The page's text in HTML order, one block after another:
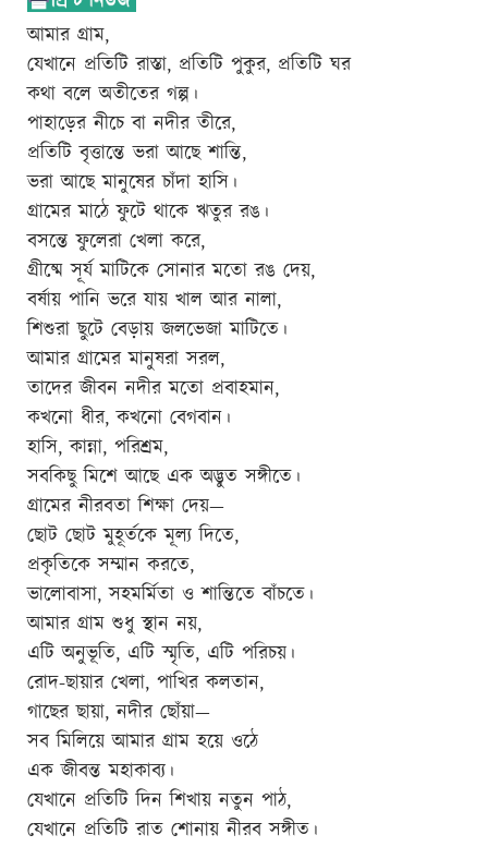
আমার গ্রাম,
যেখানে প্রতিটি রাস্তা, প্রতিটি পুকুর, প্রতিটি ঘর
কথা বলে অতীতের গল্প।
পাহাড়ের নীচে বা নদীর তীরে,
প্রতিটি বৃত্তান্তে ভরা আছে শান্তি,
ভরা আছে মানুষের চাঁদা হাসি।
গ্রামের মাঠে ফুটে থাকে ঋতুর রঙ।
বসন্তে ফুলেরা খেলা করে,
গ্রীষ্মে সূর্য মাটিকে সোনার মতো রঙ দেয়,
বর্ষায় পানি ভরে যায় খাল আর নালা,
শিশুরা ছুটে বেড়ায় জলভেজা মাটিতে।
আমার গ্রামের মানুষরা সরল,
তাদের জীবন নদীর মতো প্রবাহমান,
কখনো ধীর, কখনো বেগবান।
হাসি, কান্না, পরিশ্রম,
সবকিছু মিশে আছে এক অদ্ভুত সঙ্গীতে।
গ্রামের নীরবতা শিক্ষা দেয়—
ছোট ছোট মুহূর্তকে মূল্য দিতে,
প্রকৃতিকে সম্মান করতে,
ভালোবাসা, সহমর্মিতা ও শান্তিতে বাঁচতে।
আমার গ্রাম শুধু স্থান নয়,
এটি অনুভূতি, এটি স্মৃতি, এটি পরিচয়।
রোদ-ছায়ার খেলা, পাখির কলতান,
গাছের ছায়া, নদীর ছোঁয়া—
সব মিলিয়ে আমার গ্রাম হয়ে ওঠে
এক জীবন্ত মহাকাব্য।
যেখানে প্রতিটি দিন শিখায় নতুন পাঠ,
যেখানে প্রতিটি রাত শোনায় নীরব সঙ্গীত।